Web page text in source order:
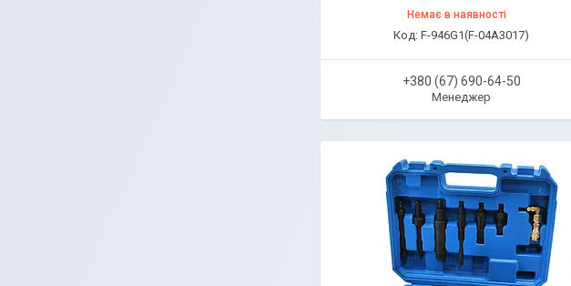
Немає в наявності
F-946G1(F-04A3017)
+380 (67) 690-64-50
Менеджер